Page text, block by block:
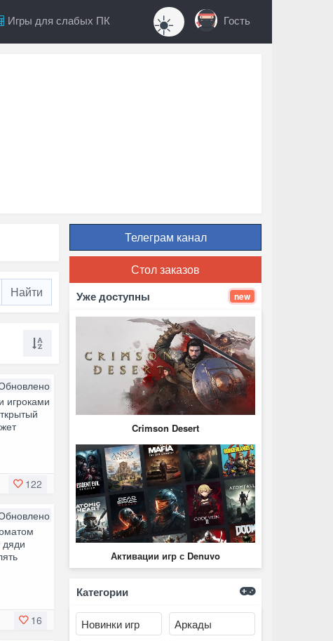
Игры для слабых ПК ☀️ Гость
игроками
122
16
Телеграм канал
Стол заказов
Уже доступны new
Crimson Desert
Активации игр с Denuvo
Категории
Новинки игр Аркады